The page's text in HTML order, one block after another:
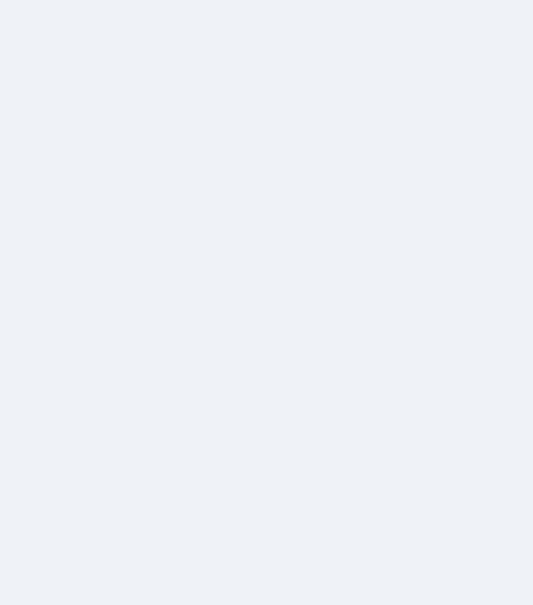
かいまき（掻巻き）超完全ガ
【最新版】掛け布団の選び方“
【アシストステッパー】ハン
【最新】手袋の選び方 完全ガ
失敗しない「爪切り」完全ガ